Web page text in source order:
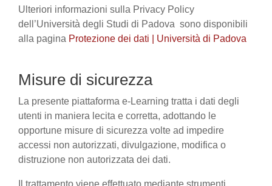
Ulteriori informazioni sulla Privacy Policy
dell’Università degli Studi di Padova sono disponibili
alla pagina Protezione dei dati | Università di Padova
Misure di sicurezza
La presente piattaforma e-Learning tratta i dati degli
utenti in maniera lecita e corretta, adottando le
opportune misure di sicurezza volte ad impedire
accessi non autorizzati, divulgazione, modifica o
distruzione non autorizzata dei dati.
Il trattamento viene effettuato mediante strumenti